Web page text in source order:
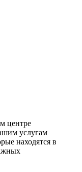
центре
услугам
находятся в